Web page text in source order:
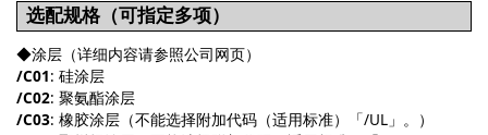
选配规格（可指定多项）
◆涂层（详细内容请参照公司网页）
/C01: 硅涂层
/C02: 聚氨酯涂层
/C03: 橡胶涂层（不能选择附加代码（适用标准）「/UL」。）